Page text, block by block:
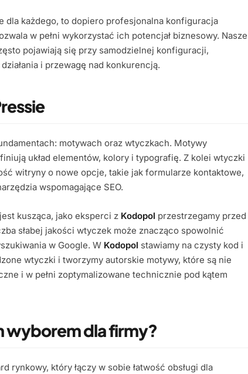
każdego, to dopiero profesjonalna konfiguracja
w pełni wykorzystać ich potencjał biznesowy. Nasze
pojawiają się przy samodzielnej konfiguracji,
i przewagę nad konkurencją.
motywach oraz wtyczkach. Motywy
układ elementów, kolory i typografię. Z kolei wtyczki
witryny o nowe opcje, takie jak formularze kontaktowe,
wspomagające SEO.
kusząca, jako eksperci z Kodopol przestrzegamy przed
słabej jakości wtyczek może znacząco spowolnić
w Google. W Kodopol stawiamy na czysty kod i
wtyczki i tworzymy autorskie motywy, które są nie
i w pełni zoptymalizowane technicznie pod kątem
wyborem dla firmy?
rynkowy, który łączy w sobie łatwość obsługi dla